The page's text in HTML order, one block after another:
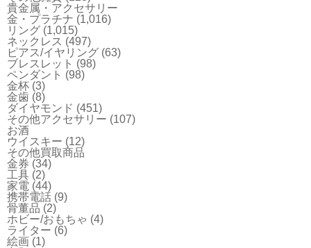
貴金属・アクセサリー
金・プラチナ (1,016)
リング (1,015)
ネックレス (497)
ピアス/イヤリング (63)
ブレスレット (98)
ペンダント (98)
金杯 (3)
金歯 (8)
ダイヤモンド (451)
その他アクセサリー (107)
お酒
ウイスキー (12)
その他買取商品
金券 (34)
工具 (2)
家電 (44)
携帯電話 (9)
骨董品 (2)
ホビー/おもちゃ (4)
ライター (6)
絵画 (1)